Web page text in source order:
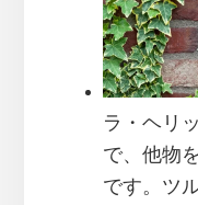
ラ・ヘリ
で、他物
です。ツ